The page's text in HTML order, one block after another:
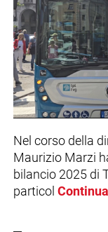
Nel corso della
Maurizio Marzi
bilancio 2025 di
particol